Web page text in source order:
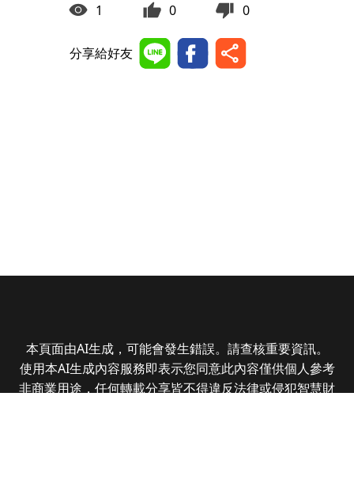
1 0 0
分享給好友
本頁面由AI生成，可能會發生錯誤。請查核重要資訊。
使用本AI生成內容服務即表示您同意此內容僅供個人參考
非商業用途，任何轉載分享皆不得違反法律或侵犯智慧財